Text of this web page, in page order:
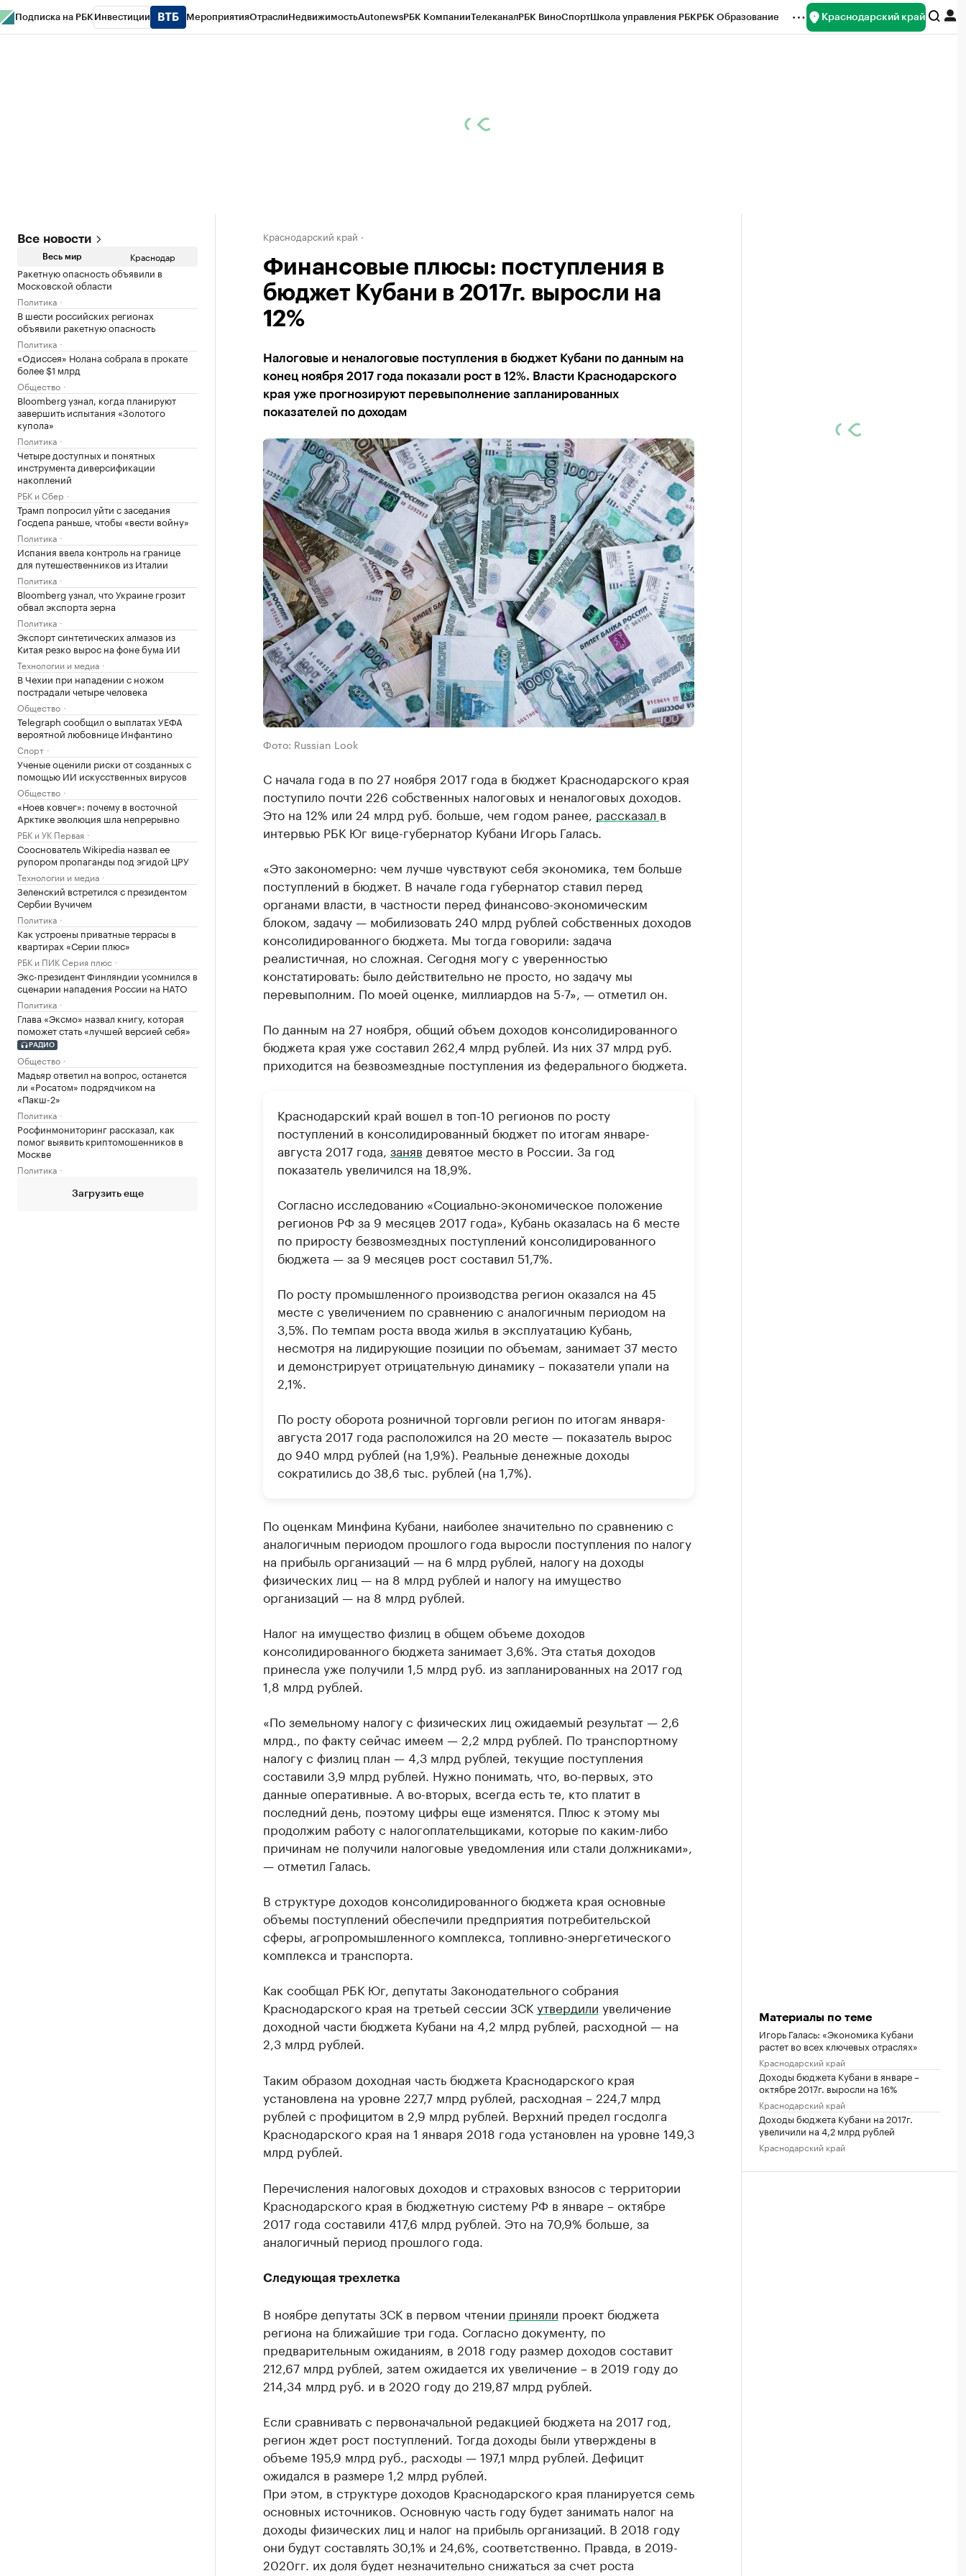
Подписка на РБК Инвестиции МероприятияОтраслиНедвижимостьAutonewsРБК КомпанииТелеканалРБК ВиноСпортШкола управления РБКРБК Образование Краснодарский край
Все новости
Весь мир Краснодар
Ракетную опасность объявили в
Московской области
Политика
В шести российских регионах
объявили ракетную опасность
Политика
«Одиссея» Нолана собрала в прокате
более $1 млрд
Общество
Bloomberg узнал, когда планируют
завершить испытания «Золотого
купола»
Политика
Четыре доступных и понятных
инструмента диверсификации
накоплений
РБК и Сбер
Трамп попросил уйти с заседания
Госдепа раньше, чтобы «вести войну»
Политика
Испания ввела контроль на границе
для путешественников из Италии
Политика
Bloomberg узнал, что Украине грозит
обвал экспорта зерна
Политика
Экспорт синтетических алмазов из
Китая резко вырос на фоне бума ИИ
Технологии и медиа
В Чехии при нападении с ножом
пострадали четыре человека
Общество
Telegraph сообщил о выплатах УЕФА
вероятной любовнице Инфантино
Спорт
Ученые оценили риски от созданных с
помощью ИИ искусственных вирусов
Общество
«Ноев ковчег»: почему в восточной
Арктике эволюция шла непрерывно
РБК и УК Первая
Сооснователь Wikipedia назвал ее
рупором пропаганды под эгидой ЦРУ
Технологии и медиа
Зеленский встретился с президентом
Сербии Вучичем
Политика
Как устроены приватные террасы в
квартирах «Серии плюс»
РБК и ПИК Серия плюс
Экс-президент Финляндии усомнился в
сценарии нападения России на НАТО
Политика
Глава «Эксмо» назвал книгу, которая
поможет стать «лучшей версией себя»
РАДИО
Общество
Мадьяр ответил на вопрос, останется
ли «Росатом» подрядчиком на
«Пакш-2»
Политика
Росфинмониторинг рассказал, как
помог выявить криптомошенников в
Москве
Политика
Загрузить еще
Краснодарский край
Финансовые плюсы: поступления в
бюджет Кубани в 2017г. выросли на
12%
Налоговые и неналоговые поступления в бюджет Кубани по данным на
конец ноября 2017 года показали рост в 12%. Власти Краснодарского
края уже прогнозируют перевыполнение запланированных
показателей по доходам
Фото: Russian Look
С начала года в по 27 ноября 2017 года в бюджет Краснодарского края
поступило почти 226 собственных налоговых и неналоговых доходов.
Это на 12% или 24 млрд руб. больше, чем годом ранее, рассказал в
интервью РБК Юг вице-губернатор Кубани Игорь Галась.
«Это закономерно: чем лучше чувствуют себя экономика, тем больше
поступлений в бюджет. В начале года губернатор ставил перед
органами власти, в частности перед финансово-экономическим
блоком, задачу — мобилизовать 240 млрд рублей собственных доходов
консолидированного бюджета. Мы тогда говорили: задача
реалистичная, но сложная. Сегодня могу с уверенностью
констатировать: было действительно не просто, но задачу мы
перевыполним. По моей оценке, миллиардов на 5-7», — отметил он.
По данным на 27 ноября, общий объем доходов консолидированного
бюджета края уже составил 262,4 млрд рублей. Из них 37 млрд руб.
приходится на безвозмездные поступления из федерального бюджета.
Краснодарский край вошел в топ-10 регионов по росту
поступлений в консолидированный бюджет по итогам январе-
августа 2017 года, заняв девятое место в России. За год
показатель увеличился на 18,9%.
Согласно исследованию «Социально-экономическое положение
регионов РФ за 9 месяцев 2017 года», Кубань оказалась на 6 месте
по приросту безвозмездных поступлений консолидированного
бюджета — за 9 месяцев рост составил 51,7%.
По росту промышленного производства регион оказался на 45
месте с увеличением по сравнению с аналогичным периодом на
3,5%. По темпам роста ввода жилья в эксплуатацию Кубань,
несмотря на лидирующие позиции по объемам, занимает 37 место
и демонстрирует отрицательную динамику – показатели упали на
2,1%.
По росту оборота розничной торговли регион по итогам января-
августа 2017 года расположился на 20 месте — показатель вырос
до 940 млрд рублей (на 1,9%). Реальные денежные доходы
сократились до 38,6 тыс. рублей (на 1,7%).
По оценкам Минфина Кубани, наиболее значительно по сравнению с
аналогичным периодом прошлого года выросли поступления по налогу
на прибыль организаций — на 6 млрд рублей, налогу на доходы
физических лиц — на 8 млрд рублей и налогу на имущество
организаций — на 8 млрд рублей.
Налог на имущество физлиц в общем объеме доходов
консолидированного бюджета занимает 3,6%. Эта статья доходов
принесла уже получили 1,5 млрд руб. из запланированных на 2017 год
1,8 млрд рублей.
«По земельному налогу с физических лиц ожидаемый результат — 2,6
млрд., по факту сейчас имеем — 2,2 млрд рублей. По транспортному
налогу с физлиц план — 4,3 млрд рублей, текущие поступления
составили 3,9 млрд рублей. Нужно понимать, что, во-первых, это
данные оперативные. А во-вторых, всегда есть те, кто платит в
последний день, поэтому цифры еще изменятся. Плюс к этому мы
продолжим работу с налогоплательщиками, которые по каким-либо
причинам не получили налоговые уведомления или стали должниками»,
— отметил Галась.
В структуре доходов консолидированного бюджета края основные
объемы поступлений обеспечили предприятия потребительской
сферы, агропромышленного комплекса, топливно-энергетического
комплекса и транспорта.
Как сообщал РБК Юг, депутаты Законодательного собрания
Краснодарского края на третьей сессии ЗСКутвердили увеличение
доходной части бюджета Кубани на 4,2 млрд рублей, расходной — на
2,3 млрд рублей.
Таким образом доходная часть бюджета Краснодарского края
установлена на уровне 227,7 млрд рублей, расходная – 224,7 млрд
рублей с профицитом в 2,9 млрд рублей. Верхний предел госдолга
Краснодарского края на 1 января 2018 года установлен на уровне 149,3
млрд рублей.
Перечисления налоговых доходов и страховых взносов с территории
Краснодарского края в бюджетную систему РФ в январе – октябре
2017 года составили 417,6 млрд рублей. Это на 70,9% больше, за
аналогичный период прошлого года.
Следующая трехлетка
В ноябре депутаты ЗСК в первом чтении приняли проект бюджета
региона на ближайшие три года. Согласно документу, по
предварительным ожиданиям, в 2018 году размер доходов составит
212,67 млрд рублей, затем ожидается их увеличение – в 2019 году до
214,34 млрд руб. и в 2020 году до 219,87 млрд рублей.
Если сравнивать с первоначальной редакцией бюджета на 2017 год,
регион ждет рост поступлений. Тогда доходы были утверждены в
объеме 195,9 млрд руб., расходы — 197,1 млрд рублей. Дефицит
ожидался в размере 1,2 млрд рублей.
При этом, в структуре доходов Краснодарского края планируется семь
основных источников. Основную часть году будет занимать налог на
доходы физических лиц и налог на прибыль организаций. В 2018 году
они будут составлять 30,1% и 24,6%, соответственно. Правда, в 2019-
2020гг. их доля будет незначительно снижаться за счет роста
Материалы по теме
Игорь Галась: «Экономика Кубани
растет во всех ключевых отраслях»
Краснодарский край
Доходы бюджета Кубани в январе –
октябре 2017г. выросли на 16%
Краснодарский край
Доходы бюджета Кубани на 2017г.
увеличили на 4,2 млрд рублей
Краснодарский край